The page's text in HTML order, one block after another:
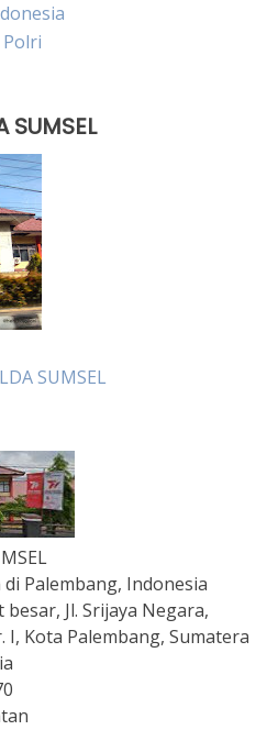
SUMSEL
Palembang, Indonesia
besar, Jl. Srijaya Negara,
I, Kota Palembang, Sumatera